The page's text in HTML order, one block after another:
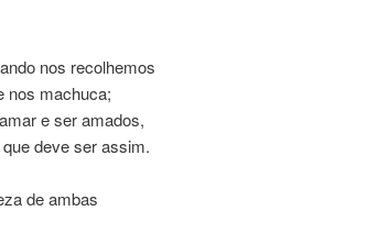
nos recolhemos
nos machuca;
e ser amados,
deve ser assim.
de ambas